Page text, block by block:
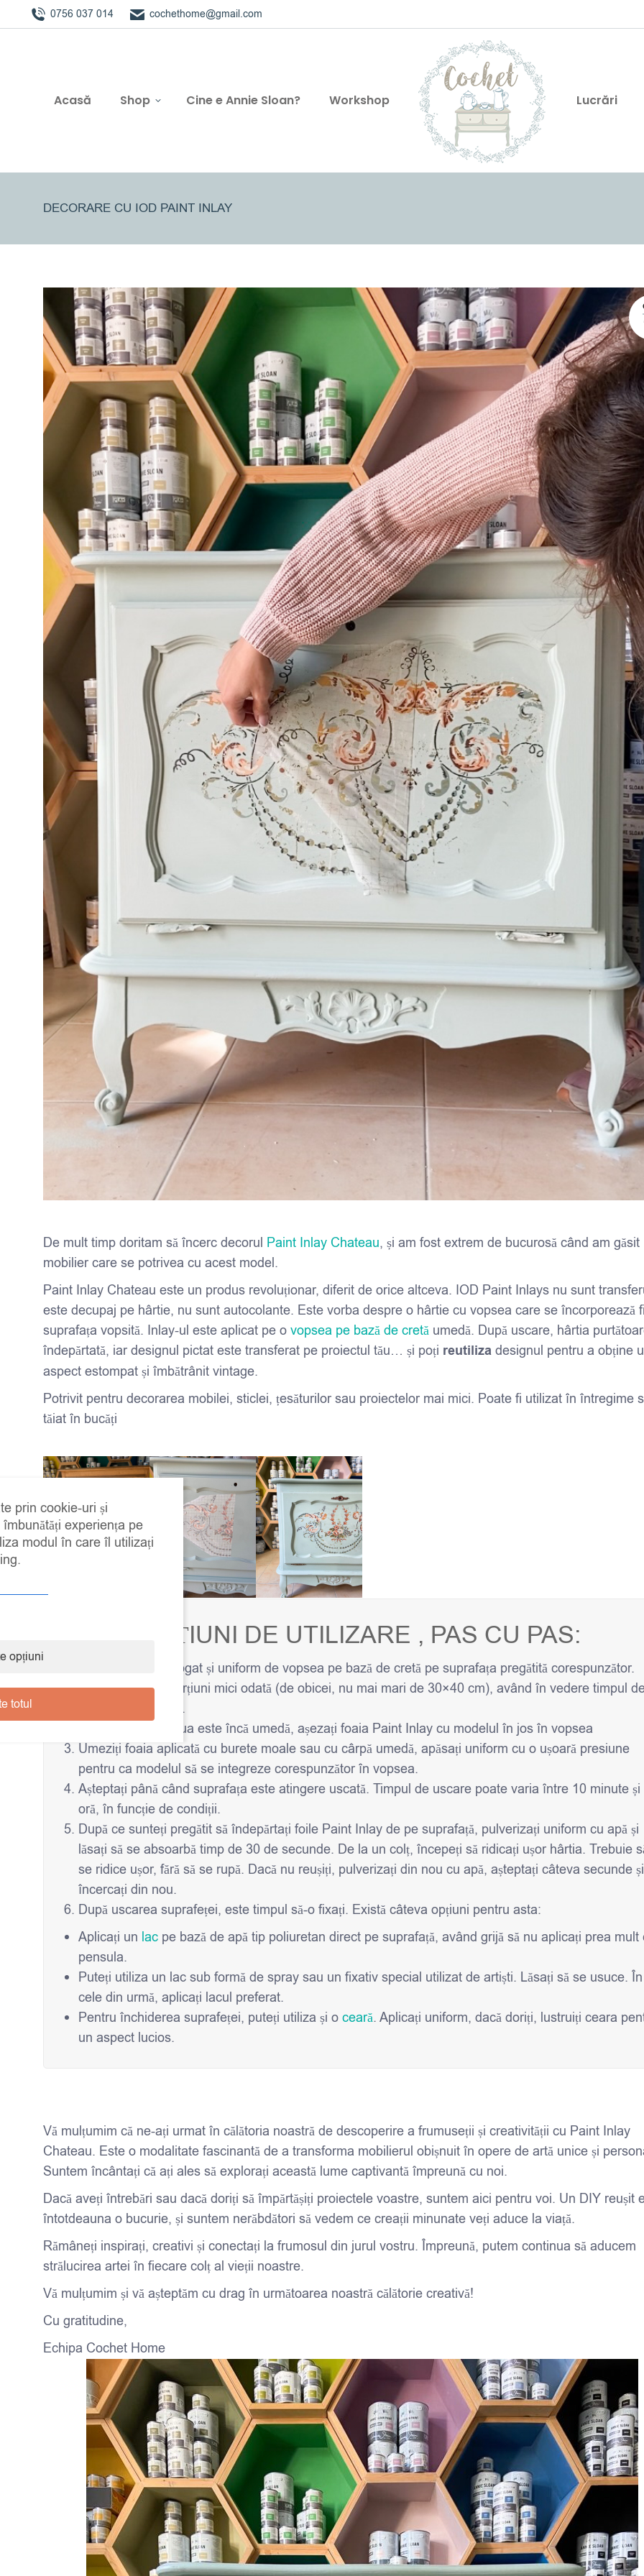
0756 037 014 cochethome@gmail.com
Acasă Shop Cine e Annie Sloan? Workshop Lucrări
DECORARE CU IOD PAINT INLAY
De mult timp doritam să încerc decorul Paint Inlay Chateau, și am fost extrem de bucurosă când am găsit
mobilier care se potrivea cu acest model.
Paint Inlay Chateau este un produs revoluționar, diferit de orice altceva. IOD Paint Inlays nu sunt
este decupaj pe hârtie, nu sunt autocolante. Este vorba despre o hârtie cu vopsea care se încorporează
suprafața vopsită. Inlay-ul este aplicat pe o vopsea pe bază de cretă umedă. După uscare, hârtia
îndepărtată, iar designul pictat este transferat pe proiectul tău… și poți reutiliza designul pentru a obține
aspect estompat și îmbătrânit vintage.
Potrivit pentru decorarea mobilei, sticlei, țesăturilor sau proiectelor mai mici. Poate fi utilizat în întregime
tăiat în bucăți
INSTRUCȚIUNI DE UTILIZARE , PAS CU PAS:
Aplicați un strat bogat și uniform de vopsea pe bază de cretă pe suprafața pregătită corespunzător.
Lucrați doar pe porțiuni mici odată (de obicei, nu mai mari de 30×40 cm), având în vedere timpul
uscare al vopselei.
În timp ce vopseaua este încă umedă, așezați foaia Paint Inlay cu modelul în jos în vopsea
Umeziți foaia aplicată cu burete moale sau cu cârpă umedă, apăsați uniform cu o ușoară presiune
pentru ca modelul să se integreze corespunzător în vopsea.
Așteptați până când suprafața este atingere uscată. Timpul de uscare poate varia între 10 minute și
oră, în funcție de condiții.
După ce sunteți pregătit să îndepărtați foile Paint Inlay de pe suprafață, pulverizați uniform cu apă și
lăsați să se absoarbă timp de 30 de secunde. De la un colț, începeți să ridicați ușor hârtia. Trebuie
se ridice ușor, fără să se rupă. Dacă nu reușiți, pulverizați din nou cu apă, așteptați câteva secunde și
încercați din nou.
După uscarea suprafeței, este timpul să-o fixați. Există câteva opțiuni pentru asta:
Aplicați un lac pe bază de apă tip poliuretan direct pe suprafață, având grijă să nu aplicați prea mult
pensula.
Puteți utiliza un lac sub formă de spray sau un fixativ special utilizat de artiști. Lăsați să se usuce. În
cele din urmă, aplicați lacul preferat.
Pentru închiderea suprafeței, puteți utiliza și o ceară. Aplicați uniform, dacă doriți, lustruiți ceara
un aspect lucios.
Vă mulțumim că ne-ați urmat în călătoria noastră de descoperire a frumuseții și creativității cu Paint Inlay
Chateau. Este o modalitate fascinantă de a transforma mobilierul obișnuit în opere de artă unice și
Suntem încântați că ați ales să explorați această lume captivantă împreună cu noi.
Dacă aveți întrebări sau dacă doriți să împărtășiți proiectele voastre, suntem aici pentru voi. Un DIY reușit
întotdeauna o bucurie, și suntem nerăbdători să vedem ce creații minunate veți aduce la viață.
Rămâneți inspirați, creativi și conectați la frumosul din jurul vostru. Împreună, putem continua să aducem
strălucirea artei în fiecare colț al vieții noastre.
Vă mulțumim și vă așteptăm cu drag în următoarea noastră călătorie creativă!
Cu gratitudine,
Echipa Cochet Home
prin cookie-uri și
experiența pe
modul în care îl utilizați
opțiuni
totul